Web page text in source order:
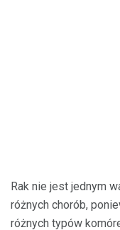
Rak nie jest jednym
różnych chorób,
różnych typów